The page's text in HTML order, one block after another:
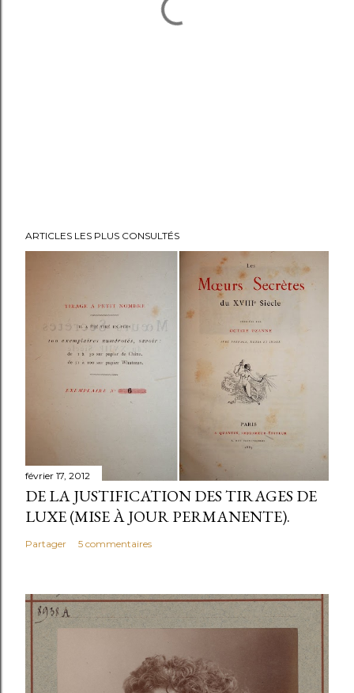
ARTICLES LES PLUS CONSULTÉS
février 17, 2012
DE LA JUSTIFICATION DES TIRAGES DE
LUXE (MISE À JOUR PERMANENTE).
Partager 5 commentaires